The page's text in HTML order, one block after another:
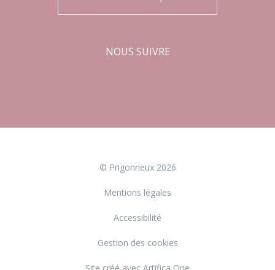
NOUS SUIVRE
© Prigonrieux 2026
Mentions légales
Accessibilité
Gestion des cookies
Site créé avec Artifica One